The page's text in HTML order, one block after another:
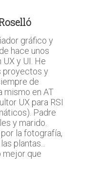
gráfico y
hace unos
y UI. He
proyectos y
de
mismo en AT
UX para RSI
Padre
y marido.
la fotografía,
plantas...
mejor que